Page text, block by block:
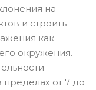
на
и строить
как
окружения.
от 7 до